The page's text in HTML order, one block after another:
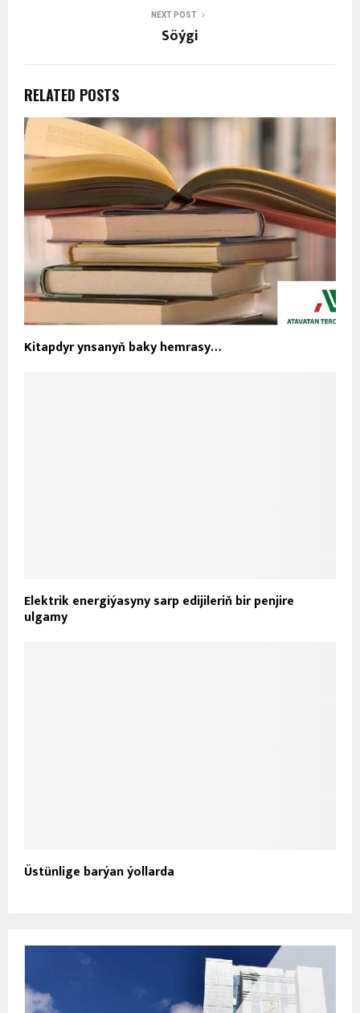
NEXT POST
Söýgi
RELATED POSTS
Kitapdyr ynsanyň baky hemrasy…
Elektrik energiýasyny sarp edijileriň bir penjire
ulgamy
Üstünlige barýan ýollarda